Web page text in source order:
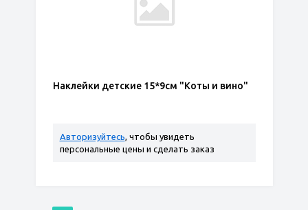
Наклейки детские 15*9см "Коты и вино"
Авторизуйтесь, чтобы увидеть
персональные цены и сделать заказ